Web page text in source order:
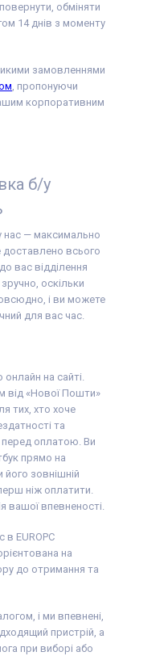
обміняти
14 днів з моменту
замовленнями
, пропонуючи
корпоративним
б/у
нас — максимально
всього
вас відділення
оскільки
і ви можете
для вас час.
на сайті.
від «Нової Пошти»
тих, хто хоче
та
перед оплатою. Ви
прямо на
його зовнішній
ніж оплатити.
вашої впевненості.
в EUROPC
на
до отримання та
і ми впевнені,
пристрій, а
при виборі або